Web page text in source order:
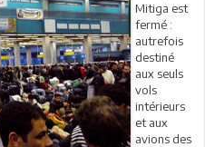
Mitiga est
fermé :
autrefois
destiné
aux seuls
vols
intérieurs
et aux
avions des